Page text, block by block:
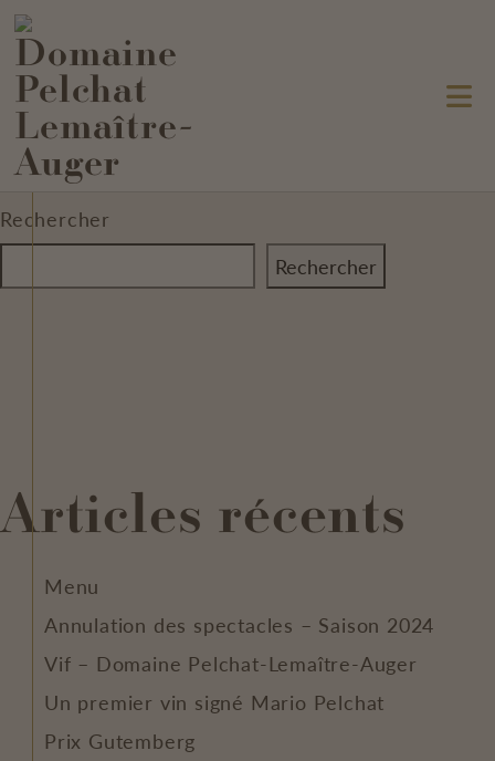
Auteur/autrice :
Beauregard
Rechercher
Rechercher
Articles récents
Menu
Annulation des spectacles – Saison 2024
Vif – Domaine Pelchat-Lemaître-Auger
Un premier vin signé Mario Pelchat
Prix Gutemberg